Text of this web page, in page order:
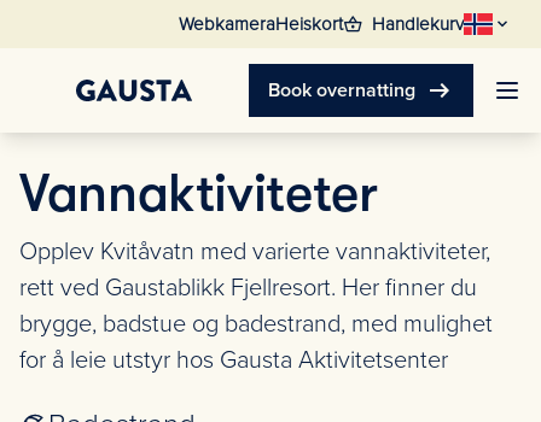
WebkameraHeiskortshopping_basket Handlekurv
Book overnatting arrow_right_alt
Vannaktiviteter
Opplev Kvitåvatn med varierte vannaktiviteter,
rett ved Gaustablikk Fjellresort. Her finner du
brygge, badstue og badestrand, med mulighet
for å leie utstyr hos Gausta Aktivitetsenter